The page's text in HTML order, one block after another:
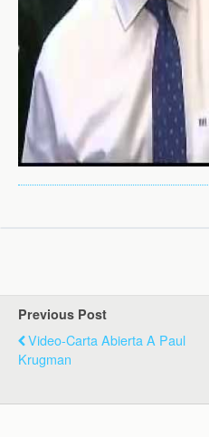
Previous Post
Video-Carta Abierta A Paul
Krugman